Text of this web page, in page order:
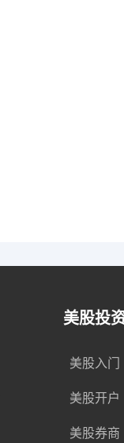
美股投
美股入门
美股开户
美股券商